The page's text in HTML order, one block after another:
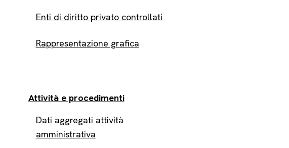
Enti di diritto privato controllati
Rappresentazione grafica
Attività e procedimenti
Dati aggregati attività
amministrativa